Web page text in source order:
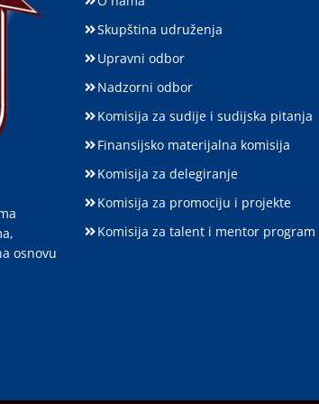
osnovu
Skupština udruženja
Upravni odbor
Nadzorni odbor
Komisija za sudije i sudijska pitanja
Finansijsko materijalna komisija
Komisija za delegiranje
Komisija za promociju i projekte
Komisija za talent i mentor program